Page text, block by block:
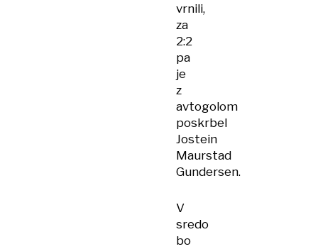
vrnili,
za
2:2
pa
je
z
avtogolom
poskrbel
Jostein
Maurstad
Gundersen.
V
sredo
bo